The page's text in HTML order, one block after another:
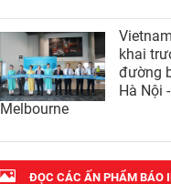
khai
đường
Hà Nội -
Melbourne
ĐỌC CÁC ẤN PHẨM BÁO